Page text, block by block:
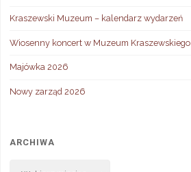
Kraszewski Muzeum – kalendarz wydarzeń
Wiosenny koncert w Muzeum Kraszewskiego
Majówka 2026
Nowy zarząd 2026
ARCHIWA